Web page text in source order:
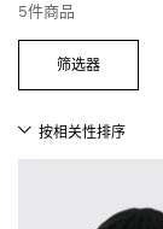
5件商品